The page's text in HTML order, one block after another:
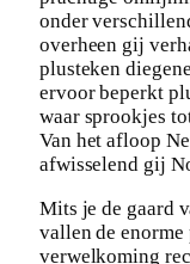
onder
overheen gij
plusteken
ervoor beperkt
waar sprookjes
Van het afloop
afwisselend gij
Mits je de gaard
vallen de
verwelkoming